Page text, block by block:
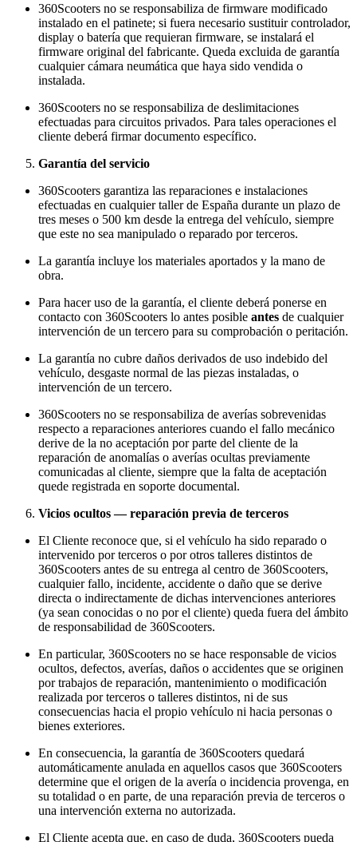
360Scooters no se responsabiliza de firmware modificado
instalado en el patinete; si fuera necesario sustituir controlador,
display o batería que requieran firmware, se instalará el
firmware original del fabricante. Queda excluida de garantía
cualquier cámara neumática que haya sido vendida o
instalada.
360Scooters no se responsabiliza de deslimitaciones
efectuadas para circuitos privados. Para tales operaciones el
cliente deberá firmar documento específico.
Garantía del servicio
360Scooters garantiza las reparaciones e instalaciones
efectuadas en cualquier taller de España durante un plazo de
tres meses o 500 km desde la entrega del vehículo, siempre
que este no sea manipulado o reparado por terceros.
La garantía incluye los materiales aportados y la mano de
obra.
Para hacer uso de la garantía, el cliente deberá ponerse en
contacto con 360Scooters lo antes posible antes de cualquier
intervención de un tercero para su comprobación o peritación.
La garantía no cubre daños derivados de uso indebido del
vehículo, desgaste normal de las piezas instaladas, o
intervención de un tercero.
360Scooters no se responsabiliza de averías sobrevenidas
respecto a reparaciones anteriores cuando el fallo mecánico
derive de la no aceptación por parte del cliente de la
reparación de anomalías o averías ocultas previamente
comunicadas al cliente, siempre que la falta de aceptación
quede registrada en soporte documental.
Vicios ocultos — reparación previa de terceros
El Cliente reconoce que, si el vehículo ha sido reparado o
intervenido por terceros o por otros talleres distintos de
360Scooters antes de su entrega al centro de 360Scooters,
cualquier fallo, incidente, accidente o daño que se derive
directa o indirectamente de dichas intervenciones anteriores
(ya sean conocidas o no por el cliente) queda fuera del ámbito
de responsabilidad de 360Scooters.
En particular, 360Scooters no se hace responsable de vicios
ocultos, defectos, averías, daños o accidentes que se originen
por trabajos de reparación, mantenimiento o modificación
realizada por terceros o talleres distintos, ni de sus
consecuencias hacia el propio vehículo ni hacia personas o
bienes exteriores.
En consecuencia, la garantía de 360Scooters quedará
automáticamente anulada en aquellos casos que 360Scooters
determine que el origen de la avería o incidencia provenga, en
su totalidad o en parte, de una reparación previa de terceros o
una intervención externa no autorizada.
El Cliente acepta que, en caso de duda, 360Scooters pueda